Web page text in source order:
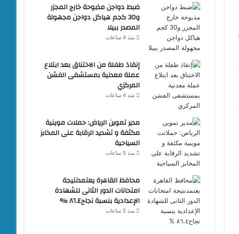
ضبط دواجن مذبوحة خارج المجزر
و30 كجم هياكل دواجن مجهولة
المصدر ببيلا
منذ 4 ساعات
إنقاذ طفلة من الاختناق بعد ابتلاع
عملة معدنية بمستشفى الفشن
المركزي
منذ 4 ساعات
مدير تموين الرياض: حملات موينية
مكثفة و تشديد الرقابة على المخابز
السياحية
منذ 5 ساعات
محافظ القاهرة يعتمدنتيجة
امتحانات الدور الثانى للشهادة
الإعدادية بنسبة نجاح٨٦.٤ %
منذ 5 ساعات